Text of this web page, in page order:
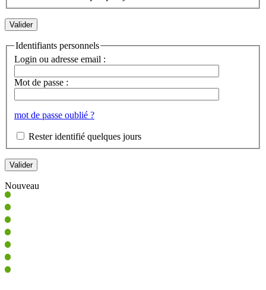
Identifiants personnels
Login ou adresse email :
Mot de passe :
mot de passe oublié ?
Rester identifié quelques jours
Nouveau